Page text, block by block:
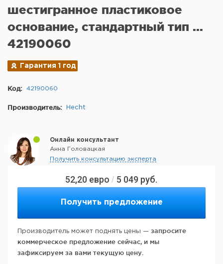
52,20 евро / 5 049 руб.
Получить предложение
Производитель может поднять цены — запросите
коммерческое предложение сейчас, и мы
зафиксируем за вами текущую цену.
шестигранное пластиковое
основание, стандартный тип ...
42190060
Гарантия 1 год
Код: 42190060
Производитель: Hecht
Онлайн консультант
Анна Головацкая
Получить консультацию эксперта